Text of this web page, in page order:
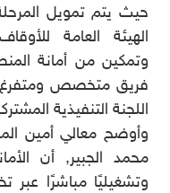
حيث يتم تمويل
الهيئة العامة
وتمكين من أمانة
فريق متخصص ومتفرغ
اللجنة التنفيذية
وأوضح معالي أمين
محمد الجبير, أن
وتشغيليًا مباشرًا عبر